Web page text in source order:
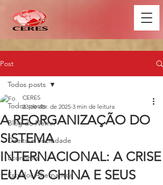
Post
Todos posts
Blog do Nemri
Direito e Sociedade
Economia
Estudos Alternativos
Todos posts
A REORGANIZAÇÃO DO
SISTEMA
INTERNACIONAL: A CRISE
EUA VS CHINA E SEUS
CERES
23 de abr. de 2025 3 min de leitura